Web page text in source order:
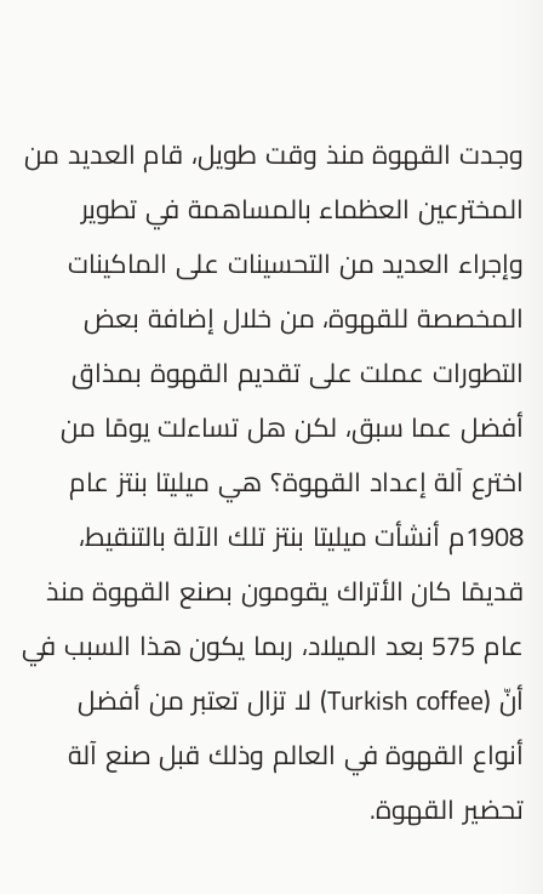
وجدت القهوة منذ وقت طويل، قام العديد من
المخترعين العظماء بالمساهمة في تطوير
وإجراء العديد من التحسينات على الماكينات
المخصصة للقهوة، من خلال إضافة بعض
التطورات عملت على تقديم القهوة بمذاق
أفضل عما سبق، لكن هل تساءلت يومًا من
اخترع آلة إعداد القهوة؟ هي ميليتا بنتز عام
1908م أنشأت ميليتا بنتز تلك الآلة بالتنقيط،
قديمًا كان الأتراك يقومون بصنع القهوة منذ
عام 575 بعد الميلاد، ربما يكون هذا السبب في
أنّ (Turkish coffee) لا تزال تعتبر من أفضل
أنواع القهوة في العالم وذلك قبل صنع آلة
تحضير القهوة.